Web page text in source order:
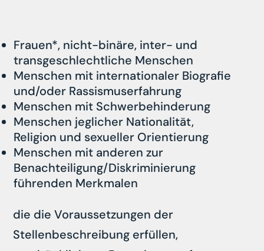
Frauen*, nicht-binäre, inter- und
transgeschlechtliche Menschen
Menschen mit internationaler Biografie
und/oder Rassismuserfahrung
Menschen mit Schwerbehinderung
Menschen jeglicher Nationalität,
Religion und sexueller Orientierung
Menschen mit anderen zur
Benachteiligung/Diskriminierung
führenden Merkmalen
die die Voraussetzungen der
Stellenbeschreibung erfüllen,